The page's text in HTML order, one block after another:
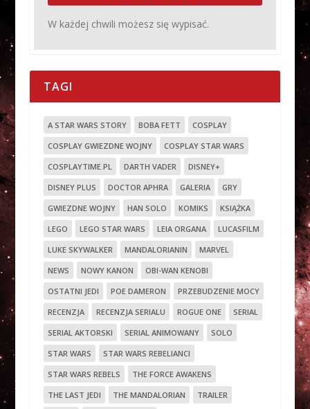
W każdej chwili możesz się wypisać.
TAGI
A STAR WARS STORY BOBA FETT
COSPLAY
COSPLAY GWIEZDNE WOJNY
COSPLAY STAR WARS
COSPLAYTIME.PL
DARTH VADER
DISNEY+
DISNEY PLUS
DOCTOR APHRA GALERIA
GRY
GWIEZDNE WOJNY
HAN SOLO KOMIKS
KSIĄŻKA
LEGO
LEGO STAR WARS LEIA ORGANA
LUCASFILM
LUKE SKYWALKER
MANDALORIANIN
MARVEL
NEWS
NOWY KANON
OBI-WAN KENOBI
OSTATNI JEDI
POE DAMERON
PRZEBUDZENIE MOCY
RECENZJA
RECENZJA SERIALU ROGUE ONE
SERIAL
SERIAL AKTORSKI
SERIAL ANIMOWANY
SOLO
STAR WARS
STAR WARS REBELIANCI
STAR WARS REBELS
THE FORCE AWAKENS
THE LAST JEDI
THE MANDALORIAN
TRAILER